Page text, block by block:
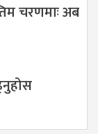
चरणमाः अब